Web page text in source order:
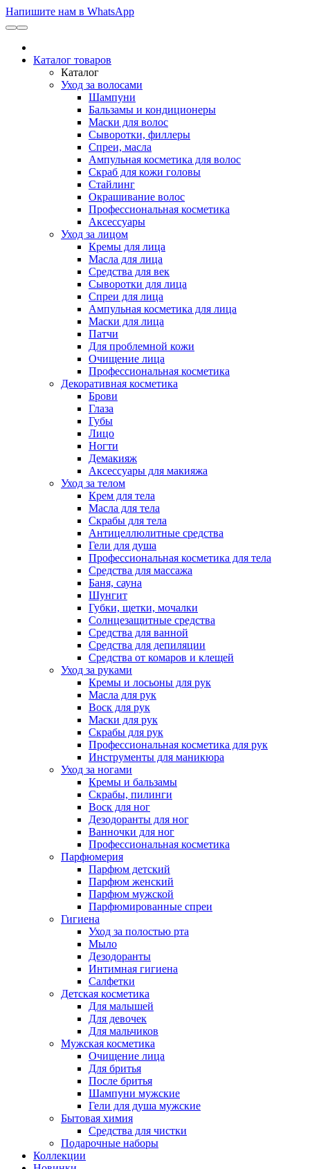
Напишите нам в WhatsApp
Каталог товаров
Каталог
Уход за волосами
Шампуни
Бальзамы и кондиционеры
Маски для волос
Сыворотки, филлеры
Спреи, масла
Ампульная косметика для волос
Скраб для кожи головы
Стайлинг
Окрашивание волос
Профессиональная косметика
Аксессуары
Уход за лицом
Кремы для лица
Масла для лица
Средства для век
Сыворотки для лица
Спреи для лица
Ампульная косметика для лица
Маски для лица
Патчи
Для проблемной кожи
Очищение лица
Профессиональная косметика
Декоративная косметика
Брови
Глаза
Губы
Лицо
Ногти
Демакияж
Аксессуары для макияжа
Уход за телом
Крем для тела
Масла для тела
Скрабы для тела
Антицеллюлитные средства
Гели для душа
Профессиональная косметика для тела
Средства для массажа
Баня, сауна
Шунгит
Губки, щетки, мочалки
Солнцезащитные средства
Средства для ванной
Средства для депиляции
Средства от комаров и клещей
Уход за руками
Кремы и лосьоны для рук
Масла для рук
Воск для рук
Маски для рук
Скрабы для рук
Профессиональная косметика для рук
Инструменты для маникюра
Уход за ногами
Кремы и бальзамы
Скрабы, пилинги
Воск для ног
Дезодоранты для ног
Ванночки для ног
Профессиональная косметика
Парфюмерия
Парфюм детский
Парфюм женский
Парфюм мужской
Парфюмированные спреи
Гигиена
Уход за полостью рта
Мыло
Дезодоранты
Интимная гигиена
Салфетки
Детская косметика
Для малышей
Для девочек
Для мальчиков
Мужская косметика
Очищение лица
Для бритья
После бритья
Шампуни мужские
Гели для душа мужские
Бытовая химия
Средства для чистки
Подарочные наборы
Коллекции